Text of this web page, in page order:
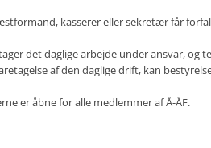
kasserer eller sekretær får
det daglige arbejde under ansvar, og
af den daglige drift, kan
er åbne for alle medlemmer af Å-ÅF.